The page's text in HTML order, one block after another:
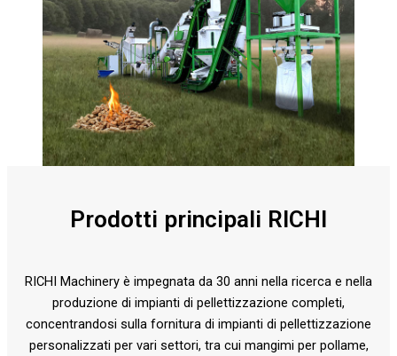
Prodotti principali RICHI
RICHI Machinery è impegnata da 30 anni nella ricerca e nella
produzione di impianti di pellettizzazione completi,
concentrandosi sulla fornitura di impianti di pellettizzazione
personalizzati per vari settori, tra cui mangimi per pollame,